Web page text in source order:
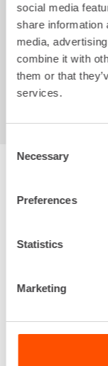
social media
share information
media,
combine it with
them or that
services.
Selection
Necessary
Preferences
Statistics
Marketing
Sinua